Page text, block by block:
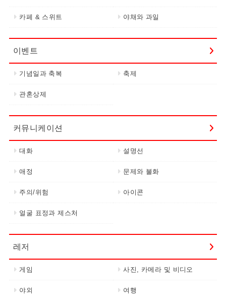
카페 & 스위트 야채와 과일
이벤트
기념일과 축복 축제
관혼상제
커뮤니케이션
대화 설명선
애정 문제와 불화
주의/위험 아이콘
얼굴 표정과 제스처
레저
게임 사진, 카메라 및 비디오
야외 여행